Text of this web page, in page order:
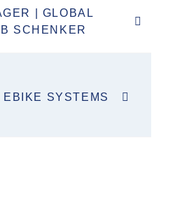
| GLOBAL
SCHENKER
SYSTEMS